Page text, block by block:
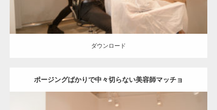
ダウンロード
ポージングばかりで中々切らない美容師マッチョ
【YouTube】マッチョフリー素材メンバーが
ギネス世界記録…